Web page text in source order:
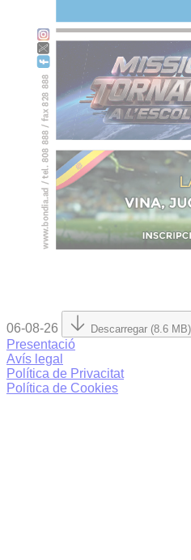
06-08-26 Descarregar (8.6 MB)
Presentació
Avís legal
Política de Privacitat
Política de Cookies